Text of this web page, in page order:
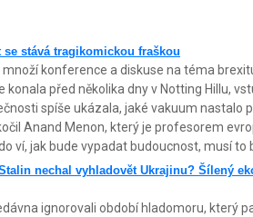
se stává tragikomickou fraškou
množí konference a diskuse na téma
konala před několika dny v Notting Hillu,
spíše ukázala, jaké vakuum nastalo
Anand Menon, který je profesorem
ví, jak bude vypadat budoucnost, musí to
nechal vyhladovět Ukrajinu? Šílený
ignorovali období hladomoru, který